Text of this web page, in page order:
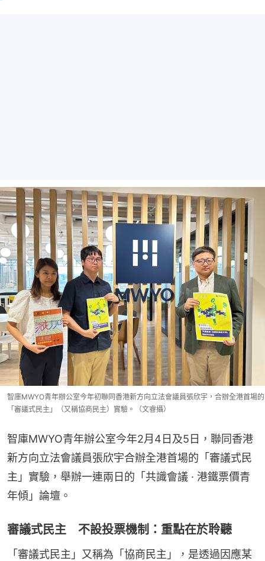
智庫MWYO青年辦公室今年初聯同香港新方向立法會議員張欣宇，合辦全港首場的
「審議式民主」（又稱協商民主）實驗。（文睿攝）
智庫MWYO青年辦公室今年2月4日及5日，聯同香港
新方向立法會議員張欣宇合辦全港首場的「審議式民
主」實驗，舉辦一連兩日的「共識會議 · 港鐵票價青
年傾」論壇。
審議式民主 不設投票機制：重點在於聆聽
「審議式民主」又稱為「協商民主」，是透過因應某